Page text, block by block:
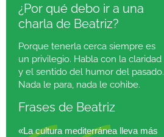
¿Por qué debo ir a una
charla de Beatriz?
Porque tenerla cerca siempre es
un privilegio. Habla con la claridad
y el sentido del humor del pasado.
Nada le para, nada le cohibe.
Frases de Beatriz
«La cultura mediterránea lleva más